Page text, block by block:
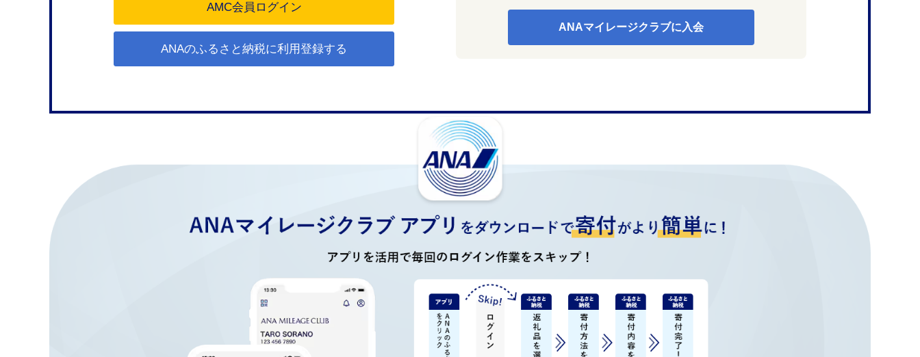
ANAのふるさと納税に利用登録する
ANAマイレージクラブに入会